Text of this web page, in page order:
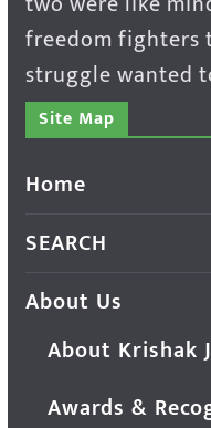
freedom fighters
struggle wanted
Site Map
Home
SEARCH
About Us
About Krishak
Awards &